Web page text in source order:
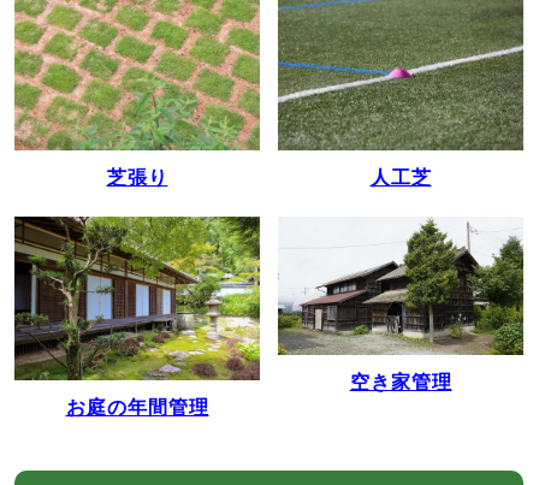
芝張り 人工芝
お庭の年間管理
空き家管理